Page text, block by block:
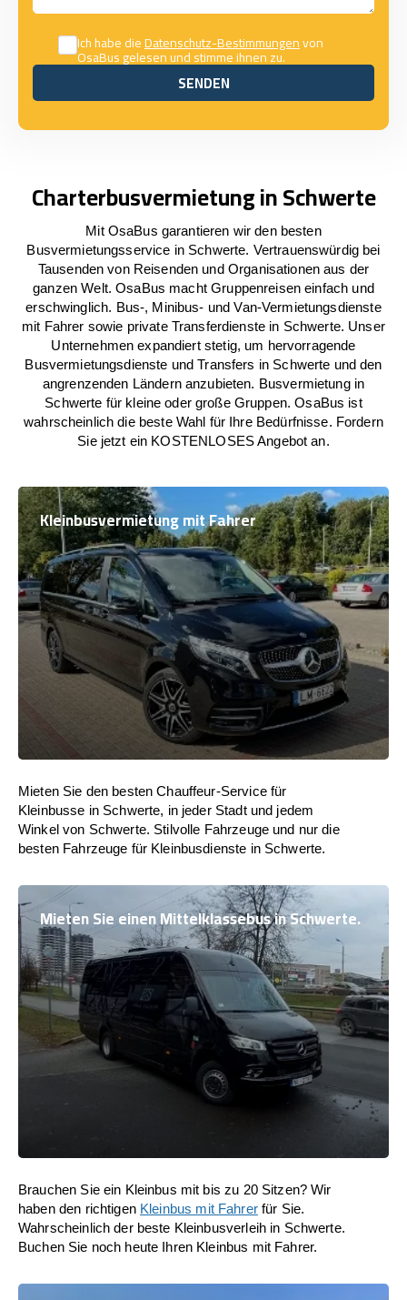
Ich habe dieDatenschutz-Bestimmungenvon
OsaBus gelesen und stimme ihnen zu.
SENDEN
SENDEN
Charterbusvermietung in Schwerte
Mit OsaBus garantieren wir den besten
Busvermietungsservice in Schwerte. Vertrauenswürdig bei
Tausenden von Reisenden und Organisationen aus der
ganzen Welt. OsaBus macht Gruppenreisen einfach und
erschwinglich. Bus-, Minibus- und Van-Vermietungsdienste
mit Fahrer sowie private Transferdienste in Schwerte. Unser
Unternehmen expandiert stetig, um hervorragende
Busvermietungsdienste und Transfers in Schwerte und den
angrenzenden Ländern anzubieten. Busvermietung in
Schwerte für kleine oder große Gruppen. OsaBus ist
wahrscheinlich die beste Wahl für Ihre Bedürfnisse. Fordern
Sie jetzt ein KOSTENLOSES Angebot an.
Kleinbusvermietung mit Fahrer
Mieten Sie den besten Chauffeur-Service für
Kleinbusse in Schwerte, in jeder Stadt und jedem
Winkel von Schwerte. Stilvolle Fahrzeuge und nur die
besten Fahrzeuge für Kleinbusdienste in Schwerte.
Mieten Sie einen Mittelklassebus in Schwerte.
Brauchen Sie ein Kleinbus mit bis zu 20 Sitzen? Wir
haben den richtigen Kleinbus mit Fahrerfür Sie.
Wahrscheinlich der beste Kleinbusverleih in Schwerte.
Buchen Sie noch heute Ihren Kleinbus mit Fahrer.